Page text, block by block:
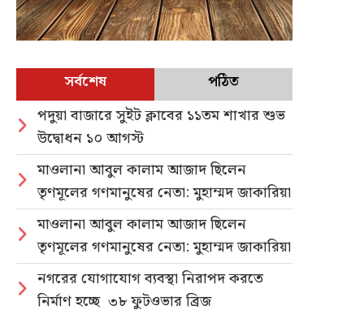
সর্বশেষ
পঠিত
পদুয়া বাজারে সুইট ক্লাবের ১১তম শাখার শুভ
উদ্বোধন ১০ আগস্ট
মাওলানা আবুল কালাম আজাদ ছিলেন
তৃণমূলের গণমানুষের নেতা: মুহাম্মদ জাকারিয়া
মাওলানা আবুল কালাম আজাদ ছিলেন
তৃণমূলের গণমানুষের নেতা: মুহাম্মদ জাকারিয়া
নগরের যোগাযোগ ব্যবস্থা নিরাপদ করতে
নির্মাণ হচ্ছে ৩৮ ফুটওভার ব্রিজ